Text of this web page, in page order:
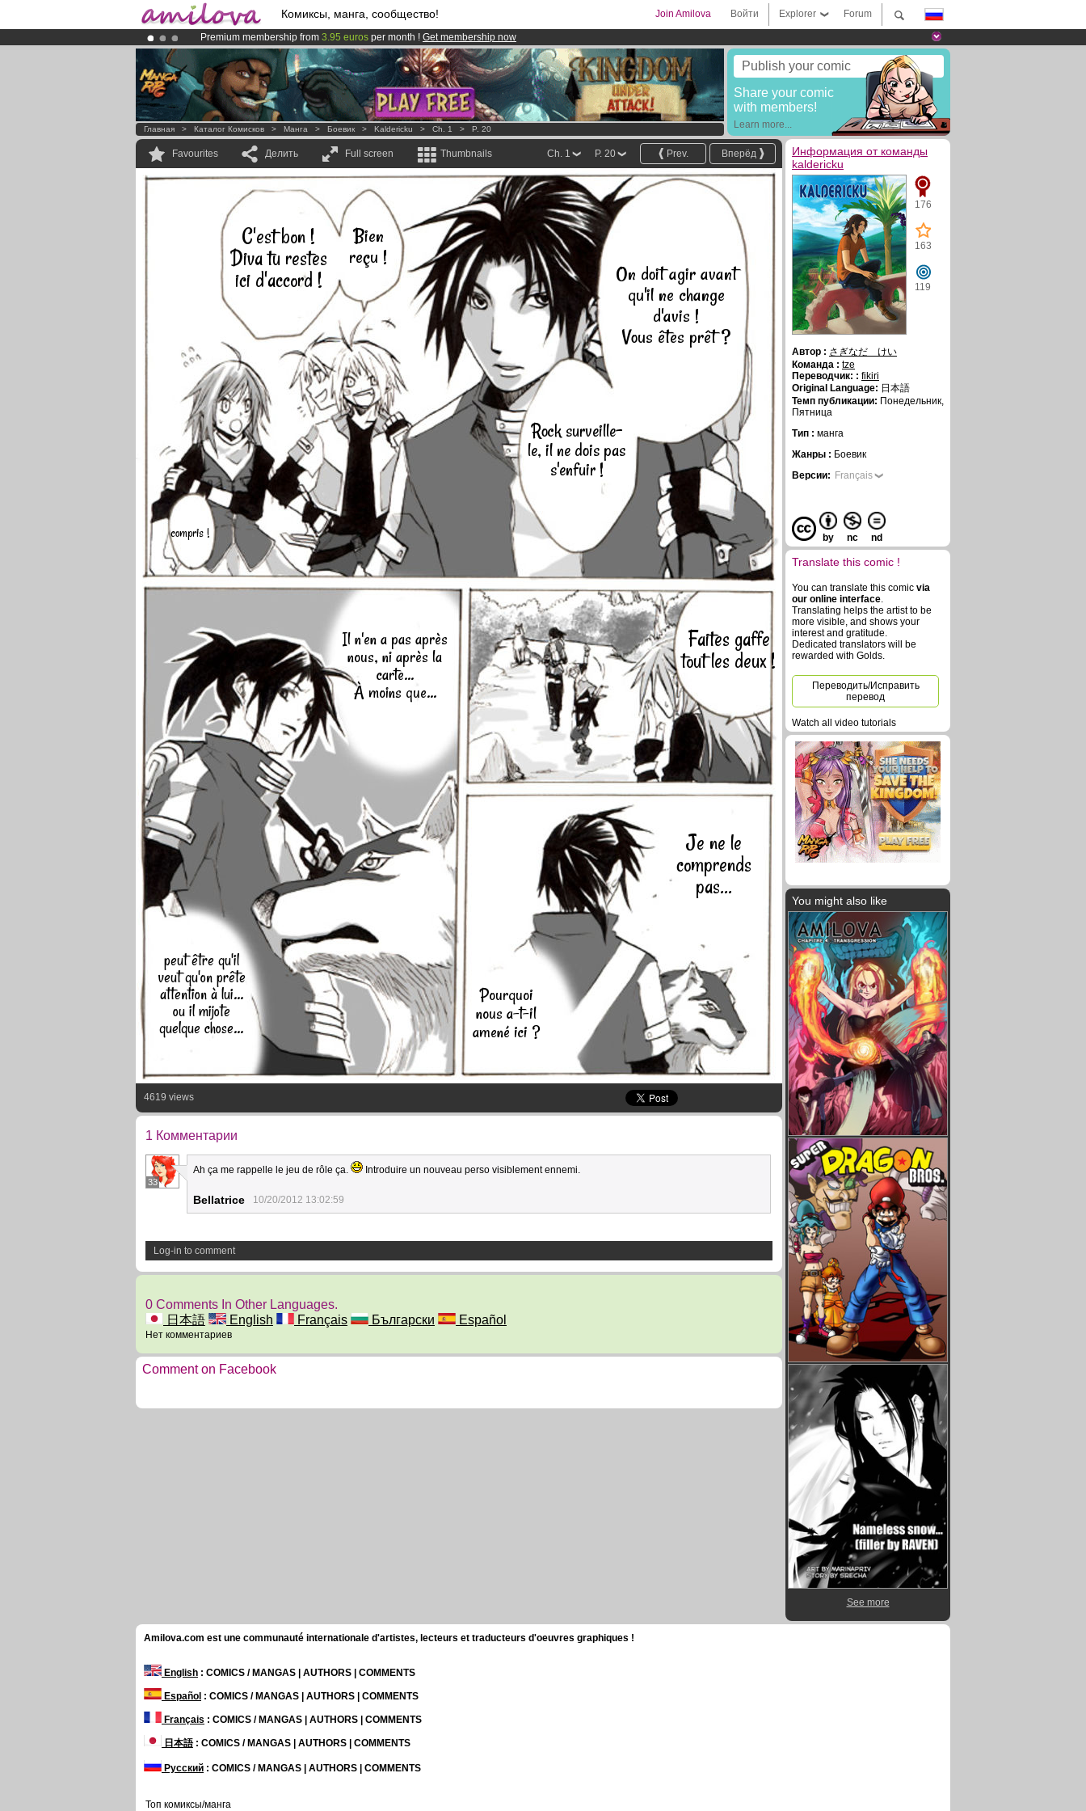
Комиксы, манга, сообщество! Forum
Explorer
Войти
Join Amilova
Premium membership from 3.95 euros per month ! Get membership now
AmilovaKickstarter is now LIVE!.
Already 100000membersand 1000 comics & mangas!.
Publish your comic
Share your comic
with members!
Learn more...
Главная > Каталог Комисков > Манга > Боевик > Kaldericku > Ch. 1 > P. 20
Favourites Делить Full screen Thumbnails Вперёд
Prev.
P. 20
Ch. 1
On doit agir avant
qu'il ne change
d'avis !
Vous êtes prêt ?
Rock surveille-
le, il ne dois pas
s'enfuir !
Bien
reçu !
C'est bon !
Diva tu restes
ici d'accord !
Faites gaffe
tout les deux !
Pourquoi
nous a-t-il
amené ici ?
Il n'en a pas après
nous, ni après la
carte...
À moins que...
peut être qu'il
veut qu'on prête
attention à lui...
ou il mijote
quelque chose...
compris !
Je ne le
comprends
pas...
4619 views
1 Комментарии
33
Ah ça me rappelle le jeu de rôle ça. Introduire un nouveau perso visiblement ennemi.
Bellatrice 10/20/2012 13:02:59
Log-in to comment
0 Comments In Other Languages.
日本語
English Français Български Español
Нет комментариев
Comment on Facebook
Информация от команды
kaldericku
176
163
119
Автор : さぎなだ けい
Команда : tze
Переводчик: : fikiri
Original Language: 日本語
Темп публикации: Понедельник,
Пятница
Тип : манга
Жанры : Боевик
Версии: Français
by nc nd
Translate this comic !
You can translate this comic via
our online interface.
Translating helps the artist to be
more visible, and shows your
interest and gratitude.
Dedicated translators will be
rewarded with Golds.
Переводить/Исправить
перевод
Watch all video tutorials
You might also like
See more
Amilova.com est une communauté internationale d'artistes, lecteurs et traducteurs d'oeuvres graphiques !
English : COMICS / MANGAS | AUTHORS | COMMENTS
Español : COMICS / MANGAS | AUTHORS | COMMENTS
Français : COMICS / MANGAS | AUTHORS | COMMENTS
日本語: COMICS / MANGAS | AUTHORS | COMMENTS
Русский : COMICS / MANGAS | AUTHORS | COMMENTS
Топ комиксы/манга